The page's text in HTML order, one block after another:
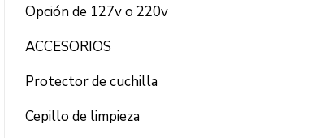
Opción de 127v o 220v
ACCESORIOS
Protector de cuchilla
Cepillo de limpieza